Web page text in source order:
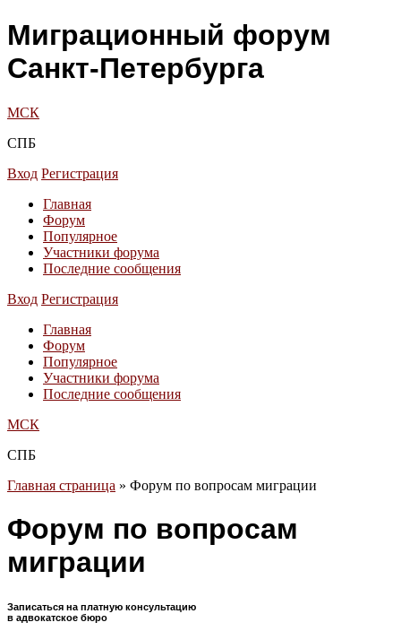
Миграционный форум
Санкт-Петербурга
МСК
СПБ
Вход Регистрация
Главная
Форум
Популярное
Участники форума
Последние сообщения
Вход Регистрация
Главная
Форум
Популярное
Участники форума
Последние сообщения
МСК
СПБ
Главная страница » Форум по вопросам миграции
Форум по вопросам
миграции
Записаться на платную консультацию
в адвокатское бюро